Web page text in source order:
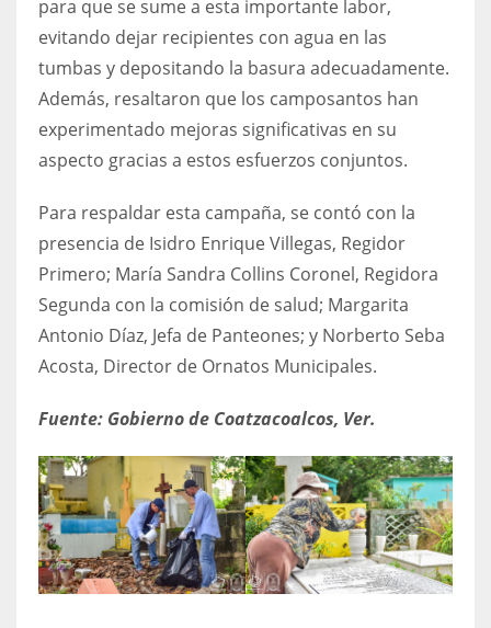
para que se sume a esta importante labor,
evitando dejar recipientes con agua en las
tumbas y depositando la basura adecuadamente.
Además, resaltaron que los camposantos han
experimentado mejoras significativas en su
aspecto gracias a estos esfuerzos conjuntos.
Para respaldar esta campaña, se contó con la
presencia de Isidro Enrique Villegas, Regidor
Primero; María Sandra Collins Coronel, Regidora
Segunda con la comisión de salud; Margarita
Antonio Díaz, Jefa de Panteones; y Norberto Seba
Acosta, Director de Ornatos Municipales.
Fuente: Gobierno de Coatzacoalcos, Ver.